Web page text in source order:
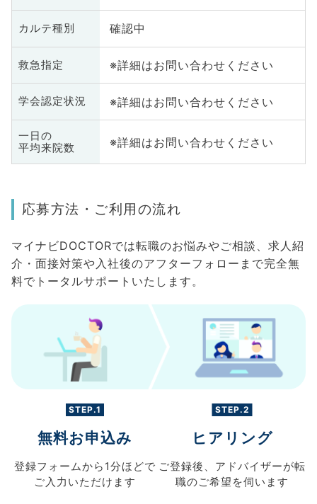
カルテ種別 確認中
救急指定 ※詳細はお問い合わせください
学会認定状況 ※詳細はお問い合わせください
一日の
平均来院数
※詳細はお問い合わせください
応募方法・ご利用の流れ
マイナビDOCTORでは転職のお悩みやご相談、求人紹
介・面接対策や入社後のアフターフォローまで完全無
料でトータルサポートいたします。
STEP.1
無料お申込み
登録フォームから 1分ほどで
ご入力 いただけます
STEP.2
ヒアリング
ご登録後、 アドバイザーが転
職のご希望を伺います